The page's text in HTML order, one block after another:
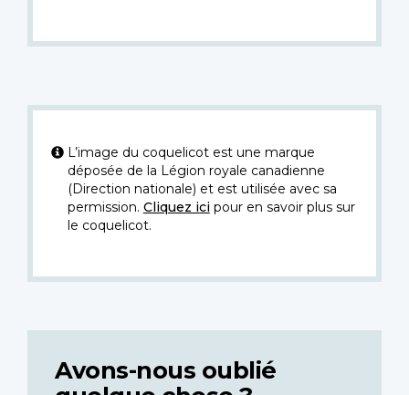
L’image du coquelicot est une marque
déposée de la Légion royale canadienne
(Direction nationale) et est utilisée avec sa
permission. Cliquez icipour en savoir plus sur
le coquelicot.
Avons-nous oublié